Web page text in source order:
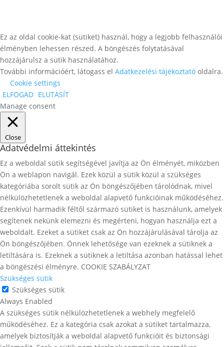
Ez az oldal cookie-kat (sütiket) használ, hogy a legjobb felhasználói
élményben lehessen részed. A böngészés folytatásával
hozzájárulsz a sütik használatához.
További információért, látogass el Adatkezelési tájékoztató oldalra.
Cookie settings
ELFOGAD ELUTASÍT
Manage consent
Close
Adatvédelmi áttekintés
Ez a weboldal sütik segítségével javítja az Ön élményét, miközben
Ön a weblapon navigál. Ezek közül a sütik közül a szükséges
kategóriába sorolt ​​sütik az Ön böngészőjében tárolódnak, mivel
nélkülözhetetlenek a weboldal alapvető funkcióinak működéséhez.
Ezenkívül harmadik féltől származó sütiket is használunk, amelyek
segítenek nekünk elemezni és megérteni, hogyan használja ezt a
weboldalt. Ezeket a sütiket csak az Ön hozzájárulásával tárolja az
Ön böngészőjében. Önnek lehetősége van ezeknek a sütiknek a
letiltására is. Ezeknek a sütiknek a letiltása azonban hatással lehet
a böngészési élményre. COOKIE SZABÁLYZAT
Szükséges sütik
Szükséges sütik
Always Enabled
A szükséges sütik nélkülözhetetlenek a webhely megfelelő
működéséhez. Ez a kategória csak azokat a sütiket tartalmazza,
amelyek biztosítják a weboldal alapvető funkcióit és biztonsági